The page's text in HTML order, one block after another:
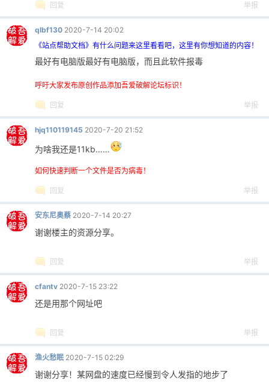
回复 举报
qlbf130 2020-7-14 20:02
《站点帮助文档》有什么问题来这里看看吧，这里有你想知道的内容！
最好有电脑版最好有电脑版，而且此软件报毒
呼吁大家发布原创作品添加吾爱破解论坛标识！
回复 举报
hjq110119145 2020-7-20 21:52
为啥我还是11kb……
如何快速判断一个文件是否为病毒！
回复 举报
安东尼奥蔡 2020-7-14 20:27
谢谢楼主的资源分享。
回复 举报
cfantv 2020-7-15 23:22
还是用那个网址吧
回复 举报
渔火愁眠 2020-7-15 02:29
谢谢分享！某网盘的速度已经慢到令人发指的地步了